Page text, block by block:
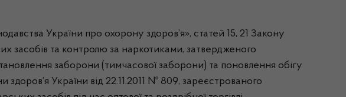
України про охорону здоров’я», статей 15, 21 Закону
засобів та контролю за наркотиками, затвердженого
заборони (тимчасової заборони) та поновлення обігу
здоров’я України від 22.11.2011 № 809, зареєстрованого